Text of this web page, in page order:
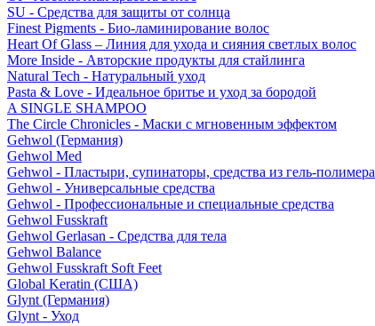
SU - Средства для защиты от солнца
Finest Pigments - Био-ламинирование волос
Heart Of Glass – Линия для ухода и сияния светлых волос
More Inside - Авторские продукты для стайлинга
Natural Tech - Натуральный уход
Pasta & Love - Идеальное бритье и уход за бородой
A SINGLE SHAMPOO
The Circle Chronicles - Маски с мгновенным эффектом
Gehwol (Германия)
Gehwol Med
Gehwol - Пластыри, супинаторы, средства из гель-полимера
Gehwol - Универсальные средства
Gehwol - Профессиональные и специальные средства
Gehwol Fusskraft
Gehwol Gerlasan - Средства для тела
Gehwol Balance
Gehwol Fusskraft Soft Feet
Global Keratin (США)
Glynt (Германия)
Glynt - Уход